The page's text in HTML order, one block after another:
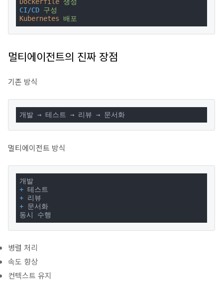
CI/CD 구성
Kubernetes 배포
멀티에이전트의 진짜 장점
기존 방식
개발 → 테스트 → 리뷰 → 문서화
멀티에이전트 방식
+
+
+ 문서화
동시 수행
병렬 처리
속도 향상
컨텍스트 유지